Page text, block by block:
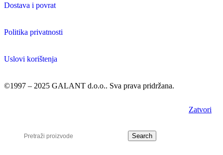
Dostava i povrat
Politika privatnosti
Uslovi korištenja
©1997 – 2025 GALANT d.o.o.. Sva prava pridržana.
Zatvori
Search